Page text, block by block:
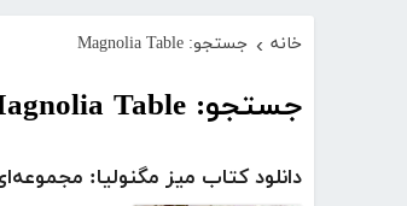
خانه › جستجو: Magnolia Table
جستجو: Magnolia Table
دانلود کتاب میز مگنولیا: